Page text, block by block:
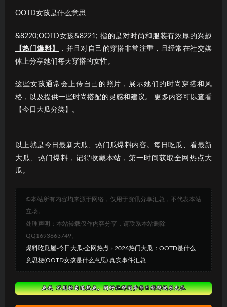
OOTD女孩是什么意思
&8220;OOTD女孩&8221; 指的是对时尚和服装有浓厚的兴趣
【热门爆料】
，并且对自己的穿搭非常注重，且经常在社交媒
体上分享她们每天穿搭的女性。
这些女孩通常会上传自己的照片，展示她们的时尚穿搭和风
格，以及提供一些时尚搭配的灵感和建议。 更多内容可以查看
【今日大瓜分类】。
以上就是今日最新大瓜、热门瓜爆料内容。每日吃瓜、看最新
大瓜、热门爆料，记得收藏本站，第一时间获取全网热点大
瓜。
©本站所有内容均来源于网络，仅用于资讯分享汇总，不代表本站
立场。
处理声明：本站转载仅作内容分享，请联系本站删除
QQ1693663749。
爆料吃瓜屋-今日大瓜-全网热点 » 2026热门大瓜：OOTD是什么
意思梗(OOTD女孩是什么意思) 真实事件汇总